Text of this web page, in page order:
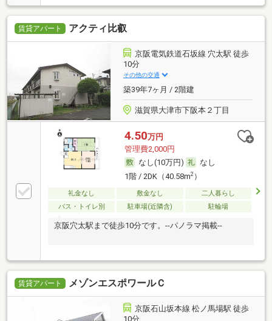
賃貸アパート アクティ比叡
京阪電気鉄道石坂線 穴太駅 徒歩
10分
その他の交通
築39年7ヶ月 / 2階建
滋賀県大津市下阪本２丁目
4.50万円
管理費2,000円
なし(10万円)
なし
1階 / 2DK（40.58m2）
礼金なし 敷金なし
二人暮らし
バス・トイレ別
駐車場(近隣含) 駐輪場
京阪穴太駅まで徒歩10分です。--パノラマ掲載--
賃貸アパート メゾンエスポワールＣ
京阪石山坂本線 松ノ馬場駅 徒歩
10分